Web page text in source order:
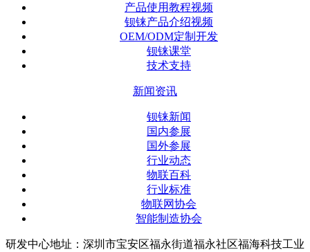
产品使用教程视频
钡铼产品介绍视频
OEM/ODM定制开发
钡铼课堂
技术支持
新闻资讯
钡铼新闻
国内参展
国外参展
行业动态
物联百科
行业标准
物联网协会
智能制造协会
研发中心地址：深圳市宝安区福永街道福永社区福海科技工业